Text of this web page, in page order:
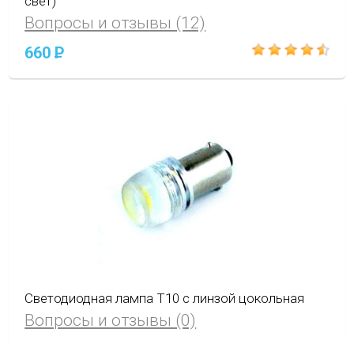
Вопросы и отзывы (12)
660P
Светодиодная лампа Т10 с линзой цокольная
Вопросы и отзывы (0)